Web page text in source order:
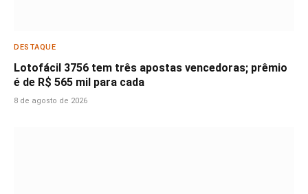
DESTAQUE
Lotofácil 3756 tem três apostas vencedoras; prêmio
é de R$ 565 mil para cada
8 de agosto de 2026